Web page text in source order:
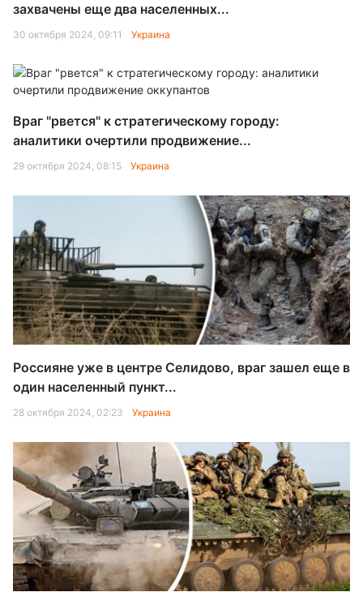
захвачены еще два населенных...
30 октября 2024, 09:11 Украина
Враг "рвется" к стратегическому городу:
аналитики очертили продвижение...
29 октября 2024, 08:15 Украина
Россияне уже в центре Селидово, враг зашел еще в
один населенный пункт...
28 октября 2024, 02:23 Украина